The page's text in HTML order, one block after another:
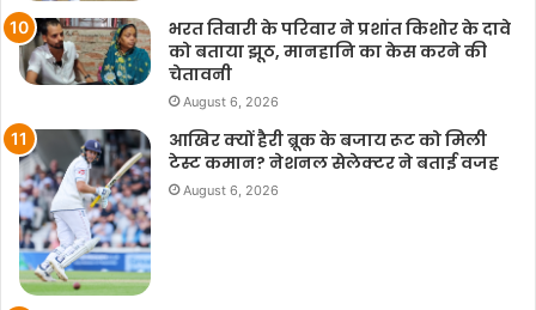
भरत तिवारी के परिवार ने प्रशांत किशोर के दावे
को बताया झूठ, मानहानि का केस करने की
चेतावनी
August 6, 2026
आखिर क्यों हैरी ब्रूक के बजाय रूट को मिली
टेस्ट कमान? नेशनल सेलेक्टर ने बताई वजह
August 6, 2026